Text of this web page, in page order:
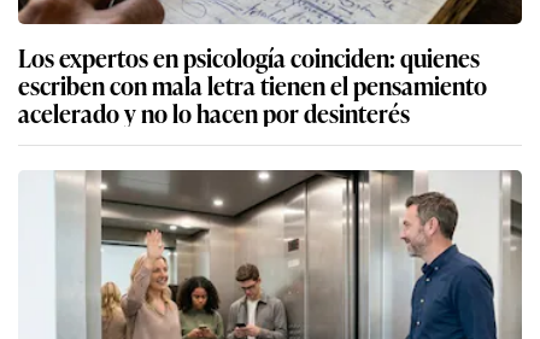
Los expertos en psicología coinciden: quienes
escriben con mala letra tienen el pensamiento
acelerado y no lo hacen por desinterés